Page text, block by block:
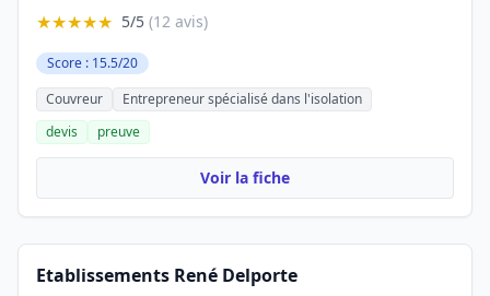
★★★★★ 5/5 (12 avis)
Score : 15.5/20
Couvreur
Entrepreneur spécialisé dans l'isolation
devis
preuve
Voir la fiche
Etablissements René Delporte